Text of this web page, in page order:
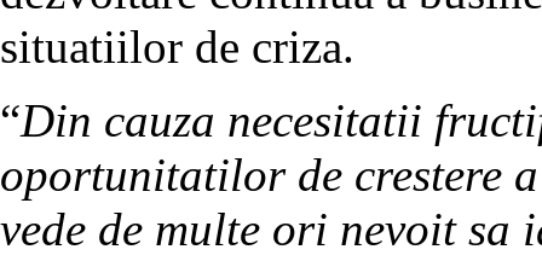
situatiilor de criza.
“Din cauza necesitatii
oportunitatilor de crestere
vede de multe ori nevoit